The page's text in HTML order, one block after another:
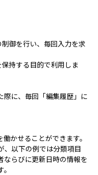
御を行い、毎回入力を求
持する目的で利用しま
際に、毎回「編集履歴」に
かせることができます。
、以下の例では分類項目
ならびに更新日時の情報を